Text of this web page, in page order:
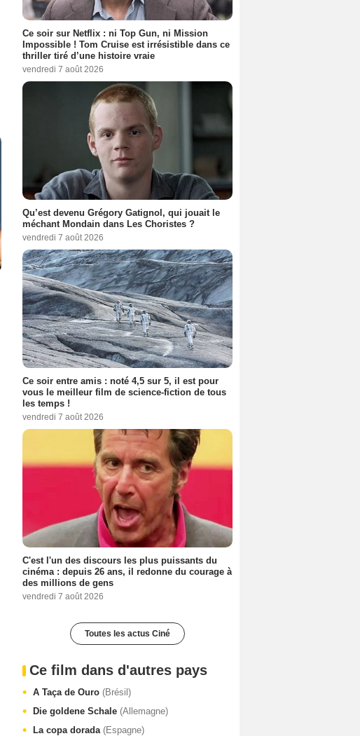
Ce soir sur Netflix : ni Top Gun, ni Mission
Impossible ! Tom Cruise est irrésistible dans ce
thriller tiré d’une histoire vraie
vendredi 7 août 2026
Qu’est devenu Grégory Gatignol, qui jouait le
méchant Mondain dans Les Choristes ?
vendredi 7 août 2026
Ce soir entre amis : noté 4,5 sur 5, il est pour
vous le meilleur film de science-fiction de tous
les temps !
vendredi 7 août 2026
C'est l'un des discours les plus puissants du
cinéma : depuis 26 ans, il redonne du courage à
des millions de gens
vendredi 7 août 2026
Toutes les actus Ciné
Ce film dans d'autres pays
A Taça de Ouro (Brésil)
Die goldene Schale (Allemagne)
La copa dorada (Espagne)